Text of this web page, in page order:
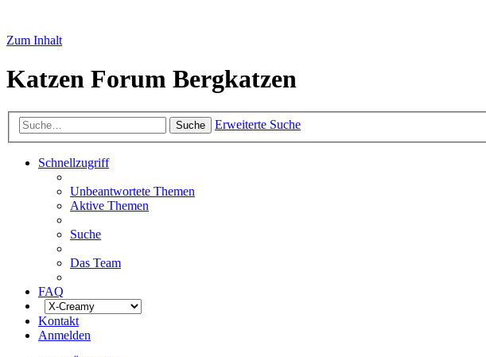
Zum Inhalt
Katzen Forum Bergkatzen
Suche Erweiterte Suche
Schnellzugriff
Unbeantwortete Themen
Aktive Themen
Suche
Das Team
FAQ
Kontakt
Anmelden